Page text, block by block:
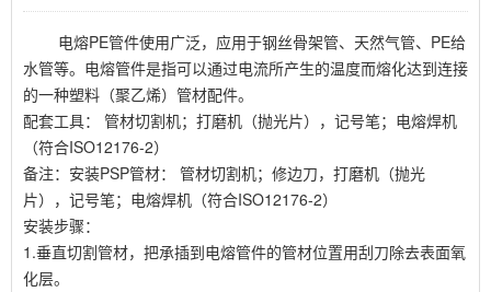
电熔PE管件使用广泛，应用于钢丝骨架管、天然气管、PE给
水管等。电熔管件是指可以通过电流所产生的温度而熔化达到连接
的一种塑料（聚乙烯）管材配件。
配套工具： 管材切割机；打磨机（抛光片），记号笔；电熔焊机
（符合ISO12176-2）
备注：安装PSP管材： 管材切割机；修边刀，打磨机（抛光
片），记号笔；电熔焊机（符合ISO12176-2）
安装步骤：
1.垂直切割管材，把承插到电熔管件的管材位置用刮刀除去表面氧
化层。